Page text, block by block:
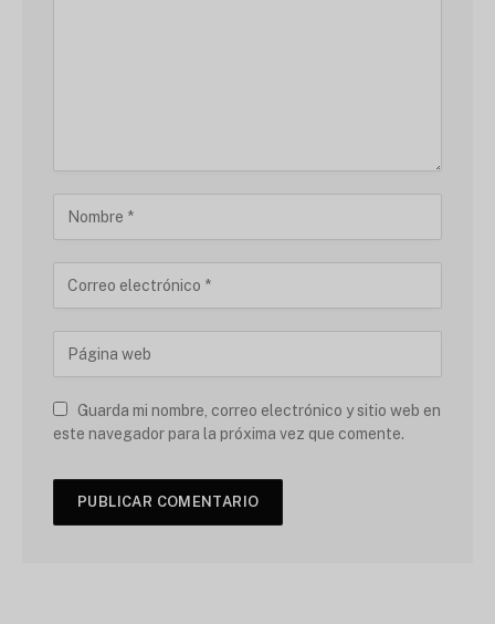
Guarda mi nombre, correo electrónico y sitio web en
este navegador para la próxima vez que comente.